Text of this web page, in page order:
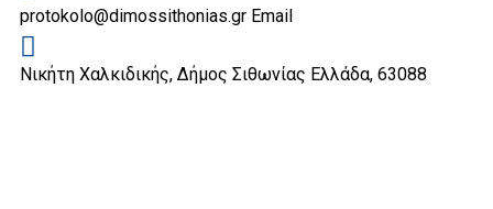
protokolo@dimossithonias.gr Email
Νικήτη Χαλκιδικής, Δήμος Σιθωνίας Ελλάδα, 63088